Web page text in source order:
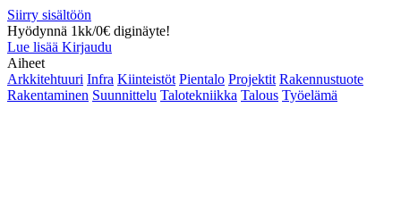
Siirry sisältöön
Hyödynnä 1kk/0€ diginäyte!
Lue lisää Kirjaudu
Aiheet
Arkkitehtuuri Infra Kiinteistöt Pientalo Projektit Rakennustuote
Rakentaminen Suunnittelu Talotekniikka Talous Työelämä